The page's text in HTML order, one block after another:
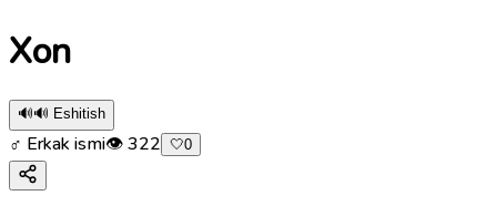
Xon
🔊🔊 Eshitish
♂ Erkak ismi👁322 🤍0